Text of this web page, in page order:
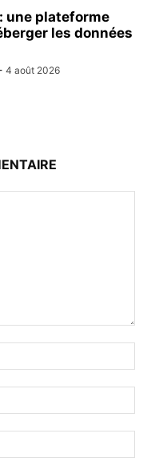
une plateforme
les données
4 août 2026